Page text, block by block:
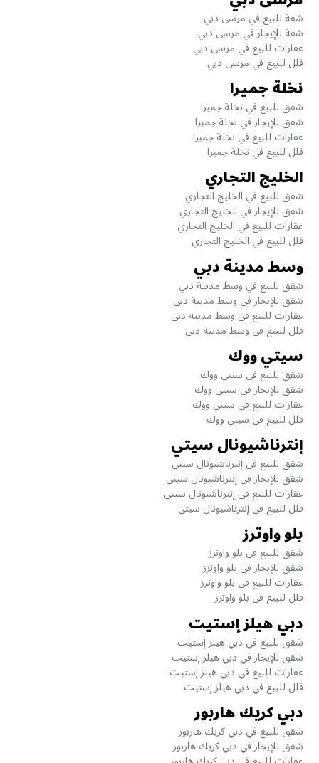
شقة للبيع في مرسى دبي
شقة للإيجار في مرسى دبي
عقارات للبيع في مرسى دبي
فلل للبيع في مرسى دبي
نخلة جميرا
شقق للبيع في نخلة جميرا
شقق للإيجار في نخلة جميرا
عقارات للبيع في نخلة جميرا
فلل للبيع في نخلة جميرا
الخليج التجاري
شقق للبيع في الخليج التجاري
شقق للإيجار في الخليج التجاري
عقارات للبيع في الخليج التجاري
فلل للبيع في الخليج التجاري
وسط مدينة دبي
شقق للبيع في وسط مدينة دبي
شقق للإيجار في وسط مدينة دبي
عقارات للبيع في وسط مدينة دبي
فلل للبيع في وسط مدينة دبي
سيتي ووك
شقق للبيع في سيتي ووك
شقق للإيجار في سيتي ووك
عقارات للبيع في سيتي ووك
فلل للبيع في سيتي ووك
إنترناشيونال سيتي
شقق للبيع في إنترناشيونال سيتي
شقق للإيجار في إنترناشيونال سيتي
عقارات للبيع في إنترناشيونال سيتي
فلل للبيع في إنترناشيونال سيتي
بلو واوترز
شقق للبيع في بلو واوترز
شقق للإيجار في بلو واوترز
عقارات للبيع في بلو واوترز
فلل للبيع في بلو واوترز
دبي هيلز إستيت
شقق للبيع في دبي هيلز إستيت
شقق للإيجار في دبي هيلز إستيت
عقارات للبيع في دبي هيلز إستيت
فلل للبيع في دبي هيلز إستيت
دبي كريك هاربور
شقق للبيع في دبي كريك هاربور
شقق للإيجار في دبي كريك هاربور